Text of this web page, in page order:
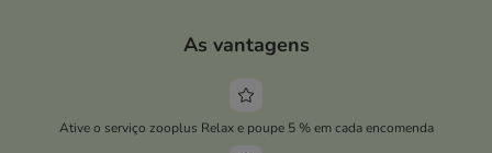
As vantagens
Ative o serviço zooplus Relax e poupe 5 % em cada encomenda